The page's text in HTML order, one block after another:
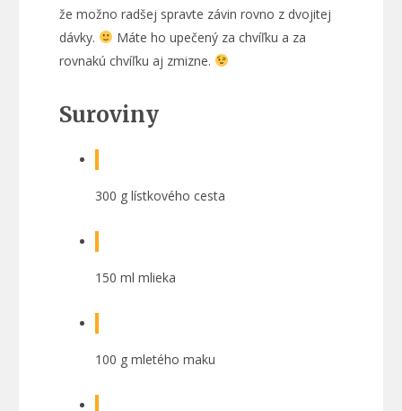
že možno radšej spravte závin rovno z dvojitej
dávky.
Máte ho upečený za chvíľku a za
rovnakú chvíľku aj zmizne.
Suroviny
300 g lístkového cesta
150 ml mlieka
100 g mletého maku